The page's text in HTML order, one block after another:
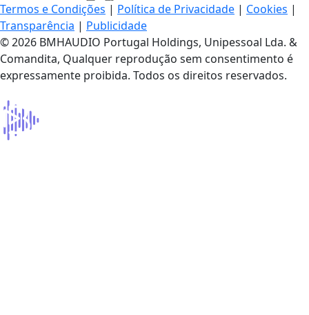
Termos e Condições | Política de Privacidade | Cookies |
Transparência | Publicidade
© 2026 BMHAUDIO Portugal Holdings, Unipessoal Lda. &
Comandita, Qualquer reprodução sem consentimento é
expressamente proibida. Todos os direitos reservados.